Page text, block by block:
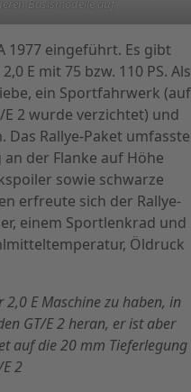
Basismodelle auf
1977 eingeführt. Es gibt
E mit 75 bzw. 110 PS. Als
ein Sportfahrwerk (auf
2 wurde verzichtet) und
Rallye-Paket umfasste
an der Flanke auf Höhe
sowie schwarze
erfreute sich der Rallye-
einem Sportlenkrad und
Öldruck
E Maschine zu haben, in
GT/E 2 heran, er ist aber
auf die 20 mm Tieferlegung
2